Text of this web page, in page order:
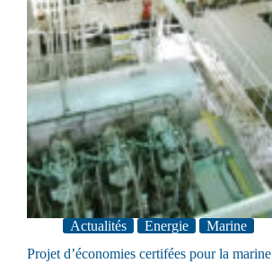
Actualités Energie
Marine
Projet d’économies certifées pour la marine